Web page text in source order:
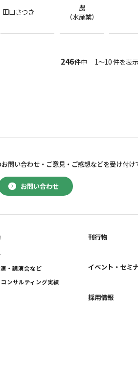
田口さつき
農
（水産業）
246件中 1～10 件を表示
お問い合わせ
問い合わせ・ ご意見・ご感想などを受け付け
・講演会など
ンサルティング実績
刊行物
イベント・セミ
採用情報